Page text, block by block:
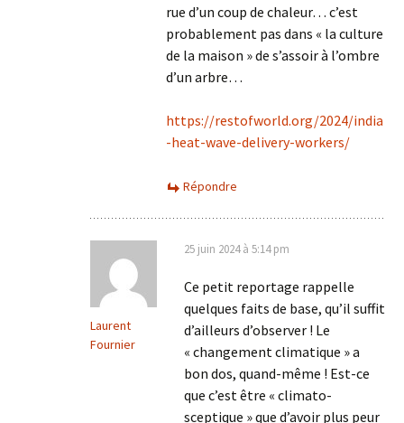
rue d’un coup de chaleur… c’est
probablement pas dans « la culture
de la maison » de s’assoir à l’ombre
d’un arbre…
https://restofworld.org/2024/india
-heat-wave-delivery-workers/
Répondre
Laurent
Fournier
25 juin 2024 à 5:14 pm
Ce petit reportage rappelle
quelques faits de base, qu’il suffit
d’ailleurs d’observer ! Le
« changement climatique » a
bon dos, quand-même ! Est-ce
que c’est être « climato-
sceptique » que d’avoir plus peur